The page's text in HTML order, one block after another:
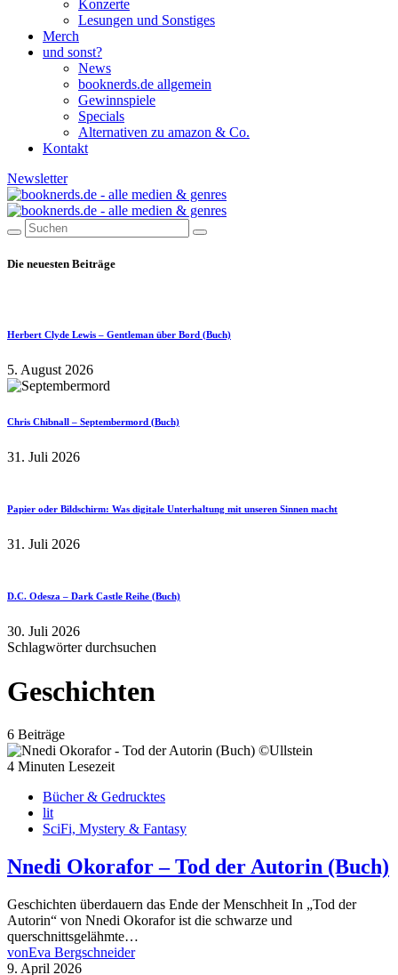
Konzerte
Lesungen und Sonstiges
Merch
und sonst?
News
booknerds.de allgemein
Gewinnspiele
Specials
Alternativen zu amazon & Co.
Kontakt
Newsletter
Die neuesten Beiträge
Herbert Clyde Lewis – Gentleman über Bord (Buch)
5. August 2026
Chris Chibnall – Septembermord (Buch)
31. Juli 2026
Papier oder Bildschirm: Was digitale Unterhaltung mit unseren Sinnen macht
31. Juli 2026
D.C. Odesza – Dark Castle Reihe (Buch)
30. Juli 2026
Schlagwörter durchsuchen
Geschichten
6 Beiträge
4 Minuten Lesezeit
Bücher & Gedrucktes
lit
SciFi, Mystery & Fantasy
Nnedi Okorafor – Tod der Autorin (Buch)
Geschichten überdauern das Ende der Menschheit In „Tod der
Autorin“ von Nnedi Okorafor ist die schwarze und
querschnittsgelähmte…
vonEva Bergschneider
9. April 2026